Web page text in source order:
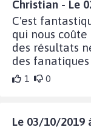
Christian - Le
C'est
qui nous
des résultats
des
1 0
Le 03/10/2019